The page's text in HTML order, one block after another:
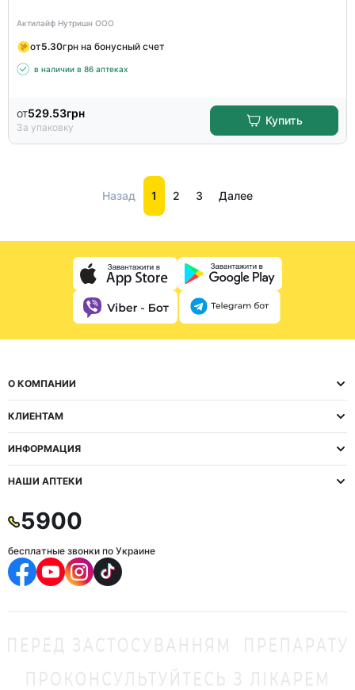
Актилайф Нутришн ООО
от5.30грн на бонусный счет
в наличии в 86 аптеках
от529.53грн
За упаковку
Купить
Назад 1 2 3 Далее
О КОМПАНИИ
КЛИЕНТАМ
ИНФОРМАЦИЯ
НАШИ АПТЕКИ
5900
бесплатные звонки по Украине